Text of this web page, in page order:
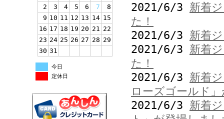
2
3 4 5 6 7
8
9 10 11 12 13 14 15
16 17 18 19 20 21 22
23 24 25 26 27 28 29
30 31
今日
定休日
2021/6/3 新着
た！
2021/6/3 新着
2021/6/3 新着
た！
2021/6/3 新着
ローズゴールド
2021/6/3 新着